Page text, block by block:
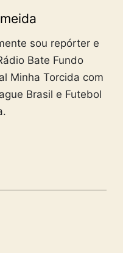
sou repórter e
Bate Fundo
Minha Torcida com
Brasil e Futebol